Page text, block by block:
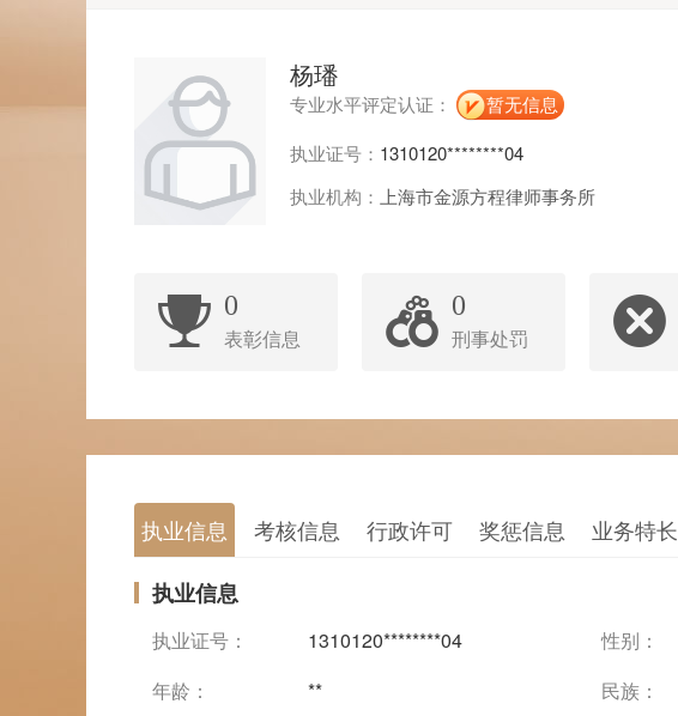
杨璠
专业水平评定认证：
暂无信息
执业证号： 1310120********04
执业机构： 上海市金源方程律师事务所
0
表彰信息
0
刑事处罚
执业信息 考核信息 行政许可 奖惩信息 业务特长
执业信息
执业证号： 1310120********04 性别：
年龄：
** 民族：